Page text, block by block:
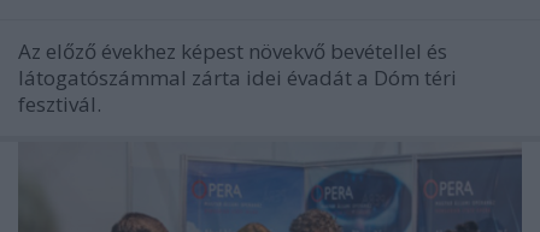
Az előző évekhez képest növekvő bevétellel és
látogatószámmal zárta idei évadát a Dóm téri
fesztivál.